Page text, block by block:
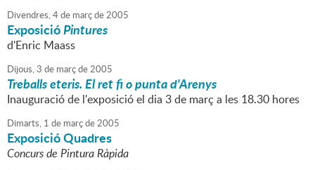
Divendres,4de marçde2005
ExposicióPintures
d'Enric Maass
Dijous,3 de marçde2005
Treballs eteris. El ret fi o punta d'Arenys
Inauguració de l'exposició el dia 3 de març a les 18.30 hores
Dimarts, 1 de marçde2005
Exposició Quadres
Concurs de Pintura Ràpida